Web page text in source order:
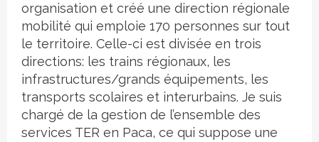
organisation et créé une direction régionale
mobilité qui emploie 170 personnes sur tout
le territoire. Celle-ci est divisée en trois
directions: les trains régionaux, les
infrastructures/grands équipements, les
transports scolaires et interurbains. Je suis
chargé de la gestion de l’ensemble des
services TER en Paca, ce qui suppose une